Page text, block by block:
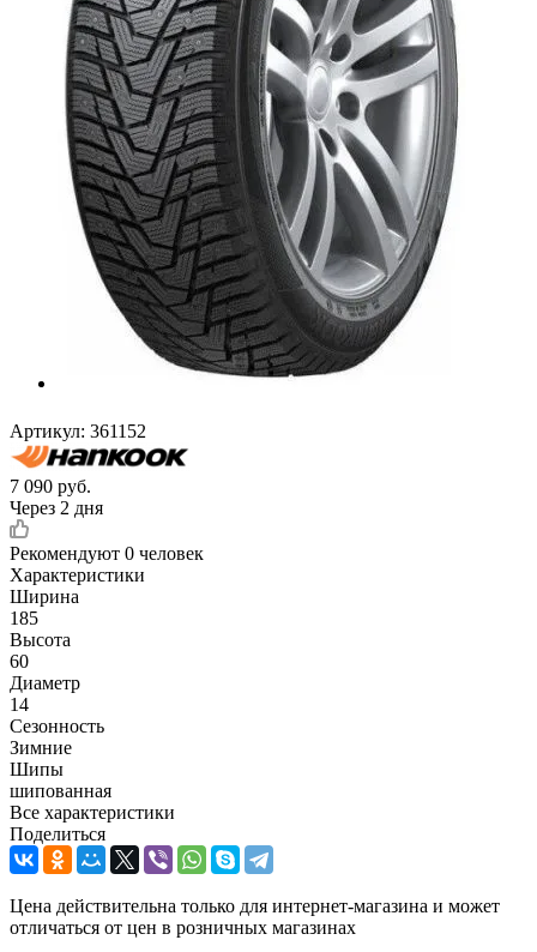
Артикул: 361152
7 090 руб.
Через 2 дня
Рекомендуют 0 человек
Характеристики
Ширина
185
Высота
60
Диаметр
14
Сезонность
Зимние
Шипы
шипованная
Все характеристики
Поделиться
Цена действительна только для интернет-магазина и может
отличаться от цен в розничных магазинах